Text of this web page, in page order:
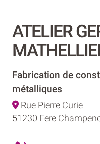
ATELIER
Fabrication de
métalliques
Rue Pierre Curie
51230 Fere